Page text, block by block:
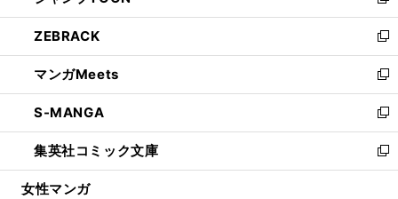
開
く
ウ
で
開
く
ン
ド
ウ
で
開
く
ウ
ィ
ン
ド
ウ
で
開
く
し
い
ウ
ィ
ン
ド
ウ
で
開
ZEBRACK
新
し
い
ウ
ィ
ン
ド
ウ
マンガMeets
新
し
い
ウ
ィ
ン
S-MANGA
新
し
い
ウ
集英社コミック文庫
新
し
女性マンガ